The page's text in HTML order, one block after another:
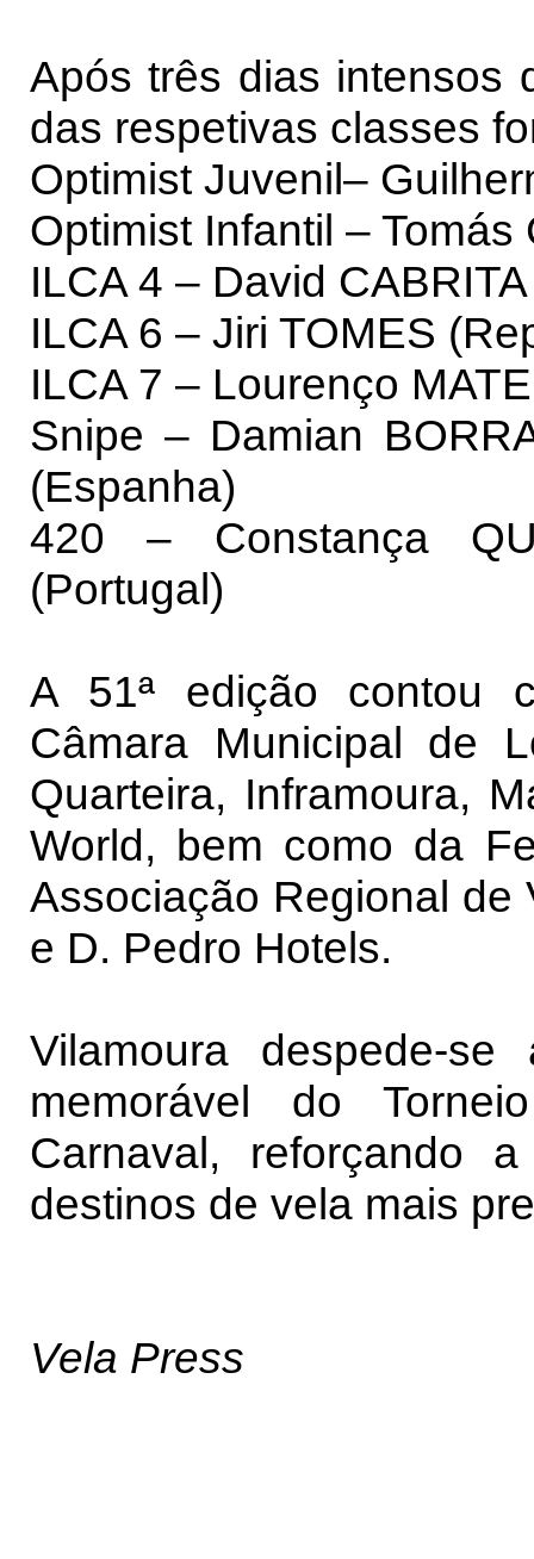
Após três dias intensos
das respetivas classes
Optimist Juvenil–
Optimist Infantil –
ILCA 4 – David
ILCA 6 – Jiri TOMES
ILCA 7 – Lourenço
Snipe – Damian
(Espanha)
420 – Constança
(Portugal)
A 51ª edição contou
Câmara Municipal de
Quarteira, Inframoura,
World, bem como da
Associação Regional de
e D. Pedro Hotels.
Vilamoura despede-
memorável do
Carnaval, reforçando
destinos de vela mais
Vela Press